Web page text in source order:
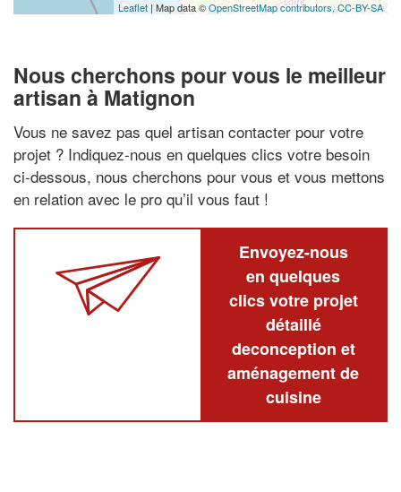
Leaflet | Map data ©OpenStreetMap contributors,CC-BY-SA
Nous cherchons pour vous le meilleur
artisan à Matignon
Vous ne savez pas quel artisan contacter pour votre
projet ? Indiquez-nous en quelques clics votre besoin
ci-dessous, nous cherchons pour vous et vous mettons
en relation avec le pro qu’il vous faut !
Envoyez-nous
en quelques
clics votre projet
détaillé
deconception et
aménagement de
cuisine